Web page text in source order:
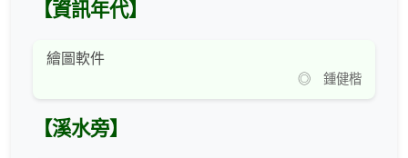
【資訊年代】
繪圖軟件
◎ 鍾健楷
【溪水旁】